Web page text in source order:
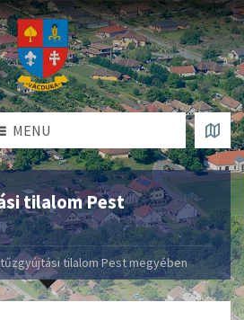
MENU
tilalom Pest
tilalom Pest megyében